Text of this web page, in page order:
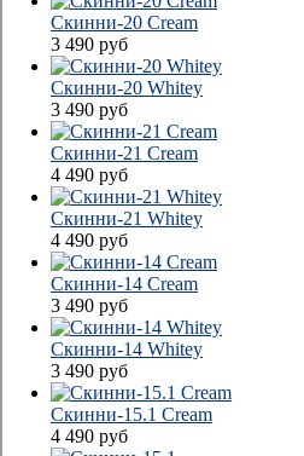
Скинни-20 Cream
3 490 руб
Скинни-20 Whitey
3 490 руб
Скинни-21 Cream
4 490 руб
Скинни-21 Whitey
4 490 руб
Скинни-14 Cream
3 490 руб
Скинни-14 Whitey
3 490 руб
Скинни-15.1 Cream
4 490 руб